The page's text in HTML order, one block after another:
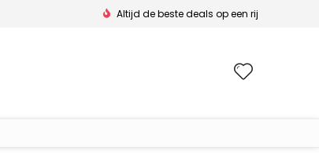
Altijd de beste deals op een rij